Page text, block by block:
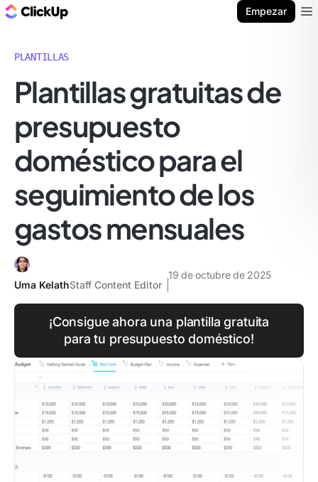
Empezar
PLANTILLAS
Plantillas gratuitas de
presupuesto
doméstico para el
seguimiento de los
gastos mensuales
Uma KelathStaff Content Editor
19 de octubre de 2025
¡Consigue ahora una plantilla gratuita
para tu presupuesto doméstico!